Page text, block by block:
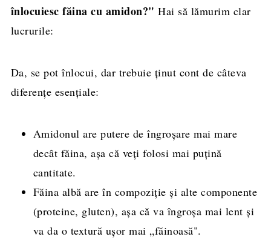
înlocuiesc făina cu amidon?" Hai să lămurim clar
lucrurile:
Da, se pot înlocui, dar trebuie ținut cont de câteva
diferențe esențiale:
Amidonul are putere de îngroșare mai mare
decât făina, așa că veți folosi mai puțină
cantitate.
Făina albă are în compoziție și alte componente
(proteine, gluten), așa că va îngroșa mai lent și
va da o textură ușor mai „făinoasă".